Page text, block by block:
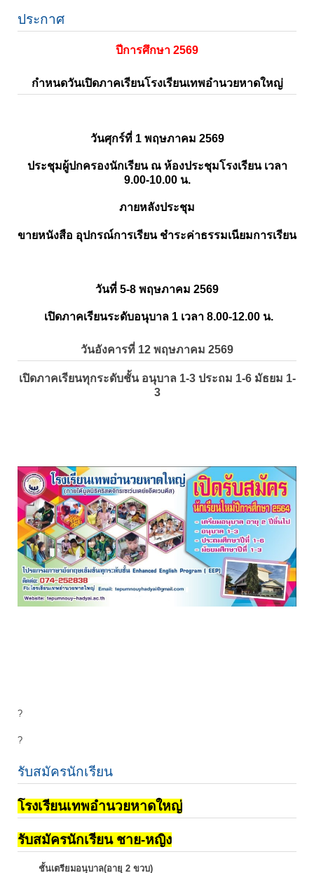
ประกาศ
ปีการศึกษา 2569
กำหนดวันเปิดภาคเรียนโรงเรียนเทพอำนวยหาดใหญ่
วันศุกร์ที่ 1 พฤษภาคม 2569
ประชุมผู้ปกครองนักเรียน ณ ห้องประชุมโรงเรียน เวลา
9.00-10.00 น.
ภายหลังประชุม
ขายหนังสือ อุปกรณ์การเรียน ชำระค่าธรรมเนียมการเรียน
วันที่ 5-8 พฤษภาคม 2569
เปิดภาคเรียนระดับอนุบาล 1 เวลา 8.00-12.00 น.
วันอังคารที่ 12 พฤษภาคม 2569
เปิดภาคเรียนทุกระดับชั้น อนุบาล 1-3 ประถม 1-6 มัธยม 1-
3
?
?
รับสมัครนักเรียน
โรงเรียนเทพอำนวยหาดใหญ่
รับสมัครนักเรียน ชาย-หญิง
ชั้นเตรียมอนุบาล(อายุ 2 ขวบ)